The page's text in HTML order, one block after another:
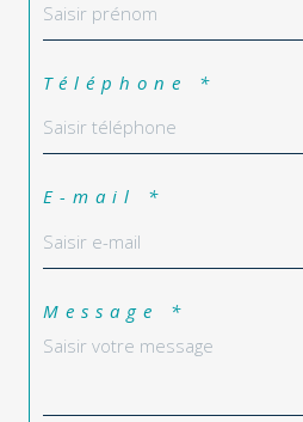
Téléphone *
Message *